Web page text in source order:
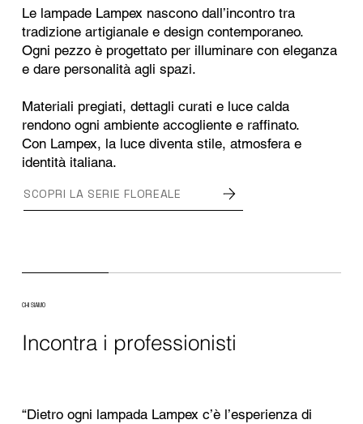
Le lampade Lampex nascono dall’incontro tra
tradizione artigianale e design contemporaneo.
Ogni pezzo è progettato per illuminare con eleganza
e dare personalità agli spazi.
Materiali pregiati, dettagli curati e luce calda
rendono ogni ambiente accogliente e raffinato.
Con Lampex, la luce diventa stile, atmosfera e
identità italiana.
SCOPRI LA SERIE FLOREALE
CHI SIAMO
Incontra i professionisti
“Dietro ogni lampada Lampex c’è l’esperienza di